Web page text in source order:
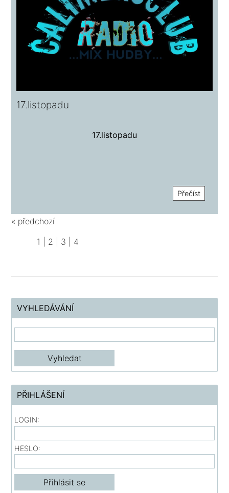
17.listopadu
17.listopadu
Přečíst
« předchozí
1
2 3 4
VYHLEDÁVÁNÍ
PŘIHLÁŠENÍ
LOGIN:
HESLO: